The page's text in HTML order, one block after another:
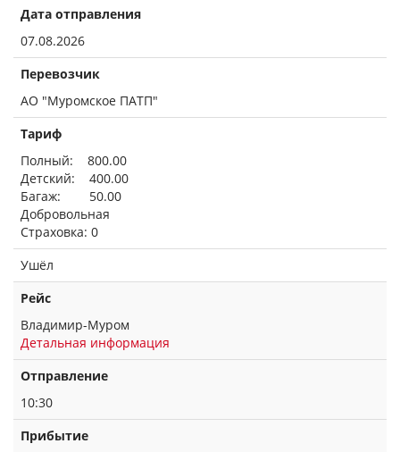
Дата отправления
07.08.2026
Перевозчик
АО "Муромское ПАТП"
Тариф
Полный: 800.00
Детский: 400.00
Багаж: 50.00
Добровольная
Страховка: 0
Ушёл
Рейс
Владимир-Муром
Детальная информация
Отправление
10:30
Прибытие